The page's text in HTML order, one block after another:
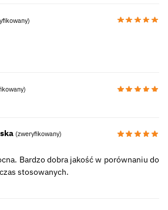
(zweryfikowany)
Bardzo dobra jakość w porównaniu do
stosowanych.